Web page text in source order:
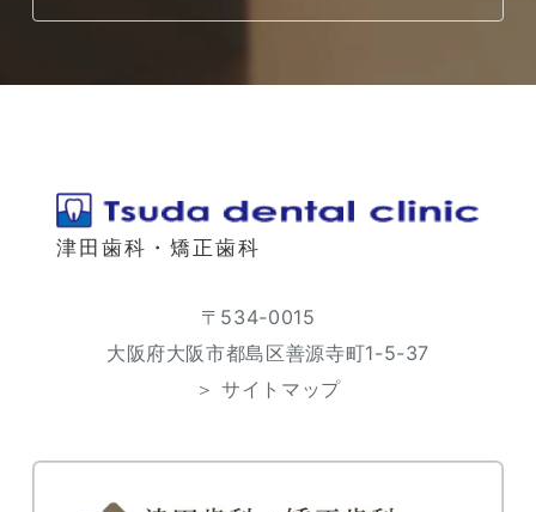
津田歯科・矯正歯科
〒534-0015
大阪府大阪市都島区善源寺町1-5-37
＞ サイトマップ